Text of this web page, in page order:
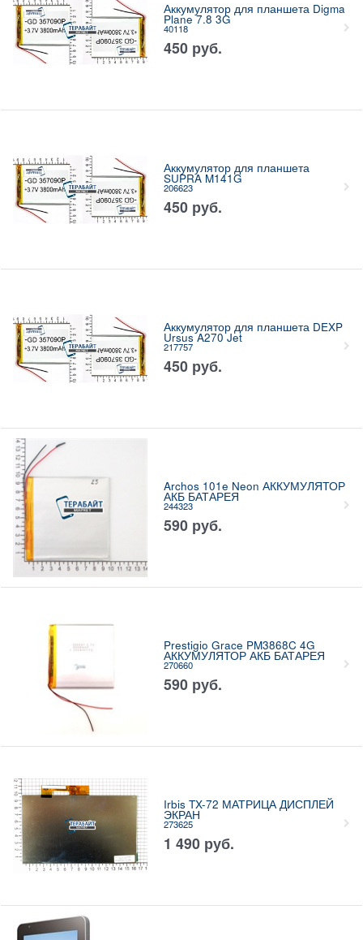
Аккумулятор для планшета Digma
Plane 7.8 3G
40118
450 руб.
Аккумулятор для планшета
SUPRA M141G
206623
450 руб.
Аккумулятор для планшета DEXP
Ursus A270 Jet
217757
450 руб.
Archos 101e Neon АККУМУЛЯТОР
АКБ БАТАРЕЯ
244323
590 руб.
Prestigio Grace PM3868C 4G
АККУМУЛЯТОР АКБ БАТАРЕЯ
270660
590 руб.
Irbis TX-72 МАТРИЦА ДИСПЛЕЙ
ЭКРАН
273625
1 490 руб.